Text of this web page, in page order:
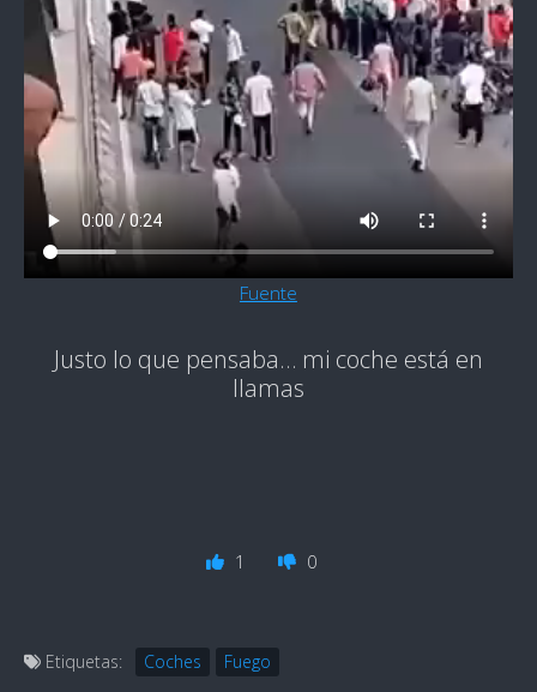
Fuente
Justo lo que pensaba… mi coche está en
llamas
1 0
Etiquetas: Coches Fuego